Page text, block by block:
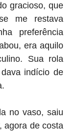
gracioso, que
me restava
preferência
era aquilo
Sua rola
indício de
no vaso, saiu
agora de costa